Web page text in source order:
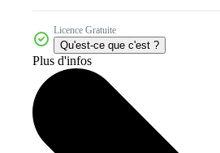
Licence Gratuite
Qu'est-ce que c'est ?
Plus d'infos